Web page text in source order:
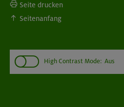
Seite drucken
Seitenanfang
High Contrast Mode: Aus